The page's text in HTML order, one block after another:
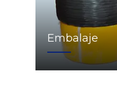
Embalaje